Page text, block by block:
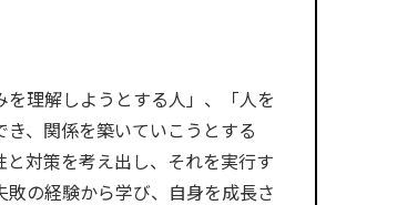
理解しようとする人」、「人を
、関係を築いていこうとする
対策を考え出し、それを実行す
の経験から学び、自身を成長さ